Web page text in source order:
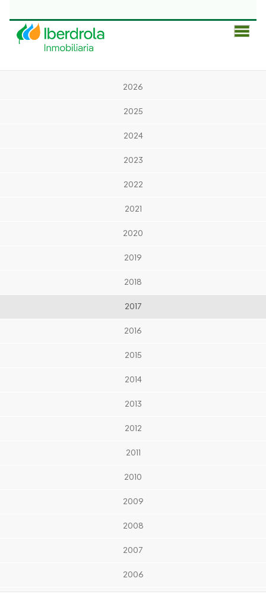
2026
2025
2024
2023
2022
2021
2020
2019
2018
2017
2016
2015
2014
2013
2012
2011
2010
2009
2008
2007
2006